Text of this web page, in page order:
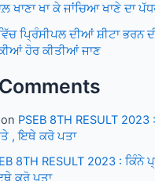
ਖਾਣਾ ਖਾ ਕੇ ਜਾਂਚਿਆ ਖਾਣੇ ਦਾ
ਪ੍ਰਿੰਸੀਪਲ ਦੀਆਂ ਸ਼ੀਟਾ ਭਰਨ
ਹੋਰ ਕੀਤੀਆਂ ਜਾਣ
on PSEB 8TH RESULT
, ਇਥੇ ਕਰੋ ਪਤਾ
8TH RESULT 2023 : ਕਿੰਨੇ
ਕਰੋ ਪਤਾ